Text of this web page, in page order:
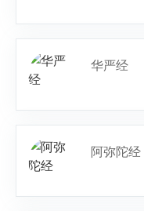
华严经
阿弥陀经